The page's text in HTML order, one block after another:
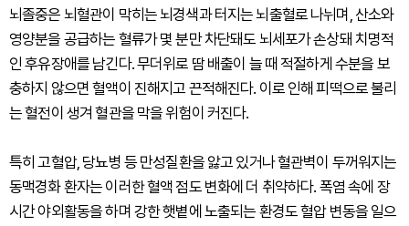
뇌졸중은 뇌혈관이 막히는 뇌경색과 터지는 뇌출혈로 나뉘며, 산소와
영양분을 공급하는 혈류가 몇 분만 차단돼도 뇌세포가 손상돼 치명적
인 후유장애를 남긴다. 무더위로 땀 배출이 늘 때 적절하게 수분을 보
충하지 않으면 혈액이 진해지고 끈적해진다. 이로 인해 피떡으로 불리
는 혈전이 생겨 혈관을 막을 위험이 커진다.
특히 고혈압, 당뇨병 등 만성질환을 앓고 있거나 혈관벽이 두꺼워지는
동맥경화 환자는 이러한 혈액 점도 변화에 더 취약하다. 폭염 속에 장
시간 야외활동을 하며 강한 햇볕에 노출되는 환경도 혈압 변동을 일으